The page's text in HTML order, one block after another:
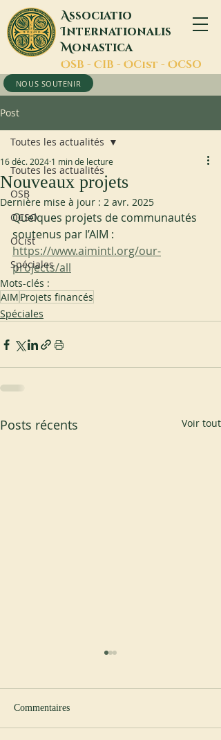
Associatio
Internationalis
Monastica
OSB - CIB - OCist - OCSO
NOUS SOUTENIR
Post
Toutes les actualités
OSB
OCSO
OCist
Spéciales
Toutes les actualités
Nouveaux projets
16 déc. 2024 1 min de lecture
Dernière mise à jour : 2 avr. 2025
Quelques projets de communautés
soutenus par l’AIM :
https://www.aimintl.org/our-
projects/all
Mots-clés :
AIM Projets financés
Spéciales
Posts récents Voir tout
Commentaires